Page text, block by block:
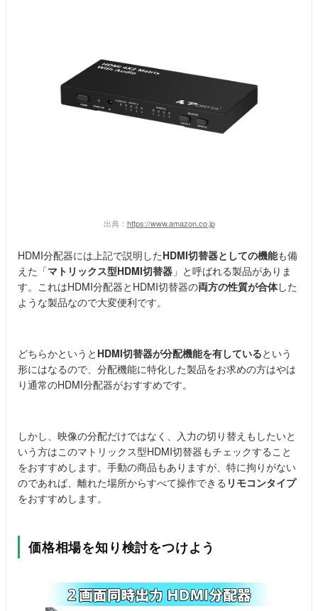
出典： https://www.amazon.co.jp
HDMI分配器には上記で説明したHDMI切替器としての機能も備
えた「マトリックス型HDMI切替器 」と呼ばれる製品がありま
す。これはHDMI分配器とHDMI切替器の両方の性質が合体した
ような製品なので大変便利です。
どちらかというと HDMI切替器が分配機能を有しているという
形にはなるので、分配機能に特化した製品をお求めの方はやは
り通常のHDMI分配器がおすすめです。
しかし、映像の分配だけではなく、入力の切り替えもしたいと
いう方はこのマトリックス型HDMI切替器もチェックすること
をおすすめします。手動の商品もありますが、特に拘りがない
のであれば、離れた場所からすべて操作できる リモコンタイプ
をおすすめします。
価格相場を知り検討をつけよう